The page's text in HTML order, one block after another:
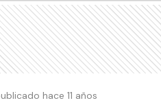
hace 11 años